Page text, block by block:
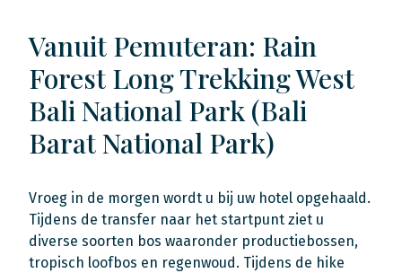
Vanuit Pemuteran: Rain
Forest Long Trekking West
Bali National Park (Bali
Barat National Park)
Vroeg in de morgen wordt u bij uw hotel opgehaald.
Tijdens de transfer naar het startpunt ziet u
diverse soorten bos waaronder productiebossen,
tropisch loofbos en regenwoud. Tijdens de hike